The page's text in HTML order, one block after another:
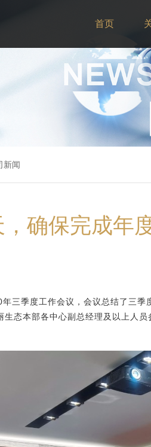
首页
新闻
，确保完成
季度工作会议，会议总结了三季
态本部各中心副总经理及以上人员